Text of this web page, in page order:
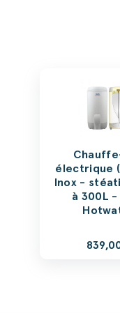
électrique
Inox -
à 300L -